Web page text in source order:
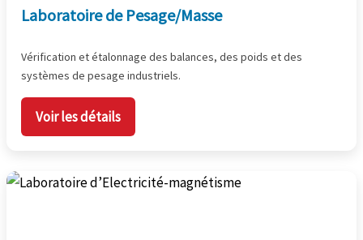
Laboratoire de Pesage/Masse
Vérification et étalonnage des balances, des poids et des
systèmes de pesage industriels.
Voir les détails